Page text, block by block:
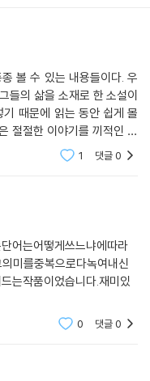
다듬어 선보일 방대한 기
시각에서 다뤄온 박완서의
모으는 의미를 넘어 한국
성하는 의미 있는 작업이
가던 작가가 담낭암으로 타
손들이 작가의 뜻을 이어
으로 뜻을 모았다.
그 많던 싱아는 누가 다 먹었
마지막 장편 소설인 『그
한 연작 소설인 『엄마의 말
정판」
오진경은 기존에 이미 작
볼 수 있는 내용들이다. 우
들의 삶을 소재로 한 소설이
때문에 읽는 동안 쉽게 몰
절절한 이야기를 끼적인 일
갈 수 있다는 점과 등장하는
1 댓글0
어는어떻게쓰느냐에따라
미를중복으로다녹여내신
는작품이었습니다.재미있
0 댓글0